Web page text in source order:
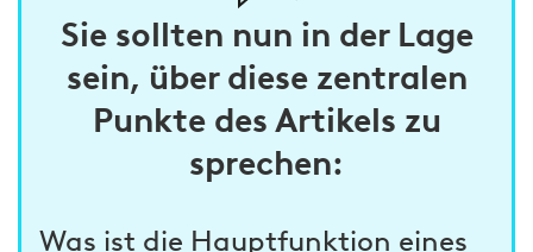
Sie sollten nun in der Lage
sein, über diese zentralen
Punkte des Artikels zu
sprechen:
Was ist die Hauptfunktion eines